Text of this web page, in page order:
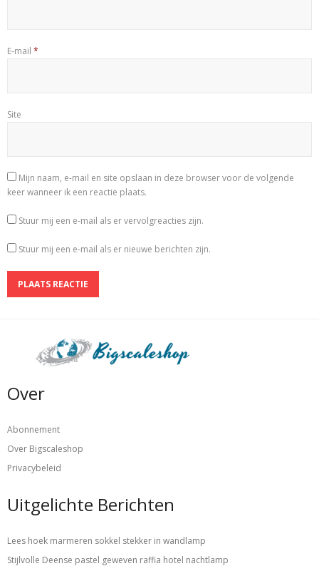
E-mail *
Site
Mijn naam, e-mail en site opslaan in deze browser voor de volgende
keer wanneer ik een reactie plaats.
Stuur mij een e-mail als er vervolgreacties zijn.
Stuur mij een e-mail als er nieuwe berichten zijn.
Over
Abonnement
Over Bigscaleshop
Privacybeleid
Uitgelichte Berichten
Lees hoek marmeren sokkel stekker in wandlamp
Stijlvolle Deense pastel geweven raffia hotel nachtlamp